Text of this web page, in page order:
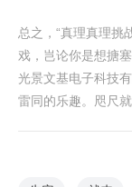
总之，“真理真理挑
戏，岂论你是想搪
光景文基电子科技
雷同的乐趣。咫尺